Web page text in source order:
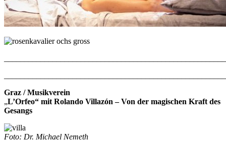
Graz / Musikverein
„L’Orfeo“ mit Rolando Villazón – Von der magischen Kraft des
Gesangs
Foto: Dr. Michael Nemeth